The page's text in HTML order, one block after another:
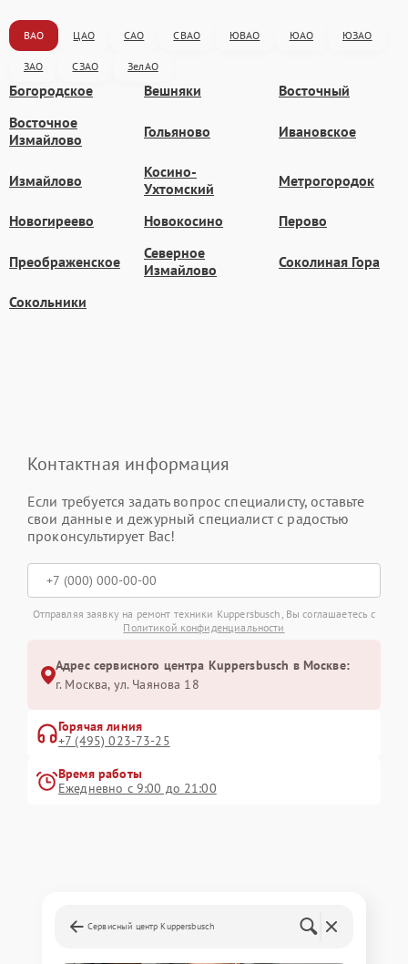
ВАО ЦАО САО СВАО ЮВАО ЮАО ЮЗАО
ЗАО СЗАО ЗелАО
Богородское Вешняки
Восточный
Восточное
Измайлово
Гольяново Ивановское
Измайлово
Косино-
Ухтомский
Метрогородок
Новогиреево Новокосино Перово
Преображенское
Северное
Измайлово
Соколиная Гора
Сокольники
Контактная информация
Если требуется задать вопрос специалисту, оставьте
свои данные и дежурный специалист с радостью
проконсультирует Вас!
Отправляя заявку на ремонт техники Kuppersbusch, Вы соглашаетесь с
Политикой конфиденциальности
Адрес сервисного центра Kuppersbusch в Москве:
г. Москва, ул. Чаянова 18
Горячая линия
+7 (495) 023-73-25
Время работы
Ежедневно с 9:00 до 21:00
Сервисный центр Kuppersbusch